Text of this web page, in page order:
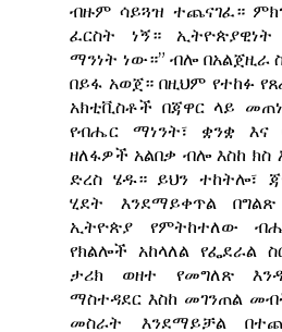
ብዙም ሳይጓዝ ተጨናገፈ።
ፈርስት ነኝ።
ማንነት ነው።” ብሎ በአልጀዚራ
በይፋ አወጀ። በዚህም የተከፉ
አክቲቪስቶች በጃዋር ላይ
የብሔር ማነንት፣ ቋንቋ እና
ዘለፋዎች አልበቃ ብሎ እስከ ክስ
ድረስ ሄዱ። ይህን ተከትሎ፣
ሂደት እንደማይቀጥል
ኢትዮጵያ የምትከተለው
የክልሎች አከላለል የፌደራል
ታሪክ ወዘተ የመግለጽ
ማስተዳደር እስከ መገንጠል
መስራት እንደማይቻል